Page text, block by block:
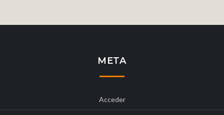
META
Acceder